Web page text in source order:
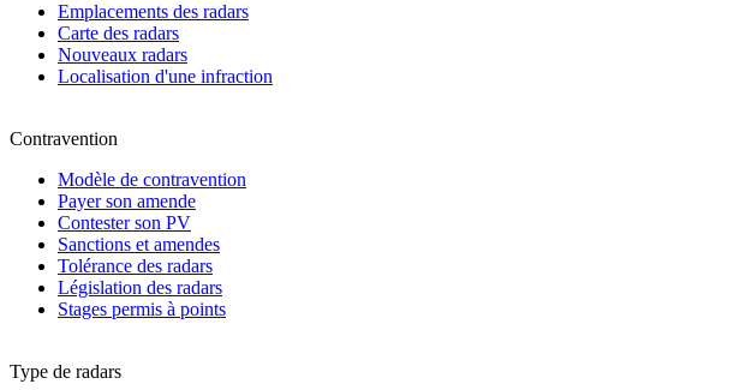
Emplacements des radars
Carte des radars
Nouveaux radars
Localisation d'une infraction
Contravention
Modèle de contravention
Payer son amende
Contester son PV
Sanctions et amendes
Tolérance des radars
Législation des radars
Stages permis à points
Type de radars